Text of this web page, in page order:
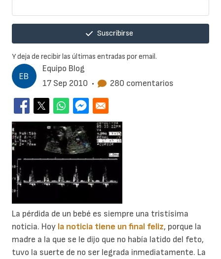
Equipo Blog
17 Sep 2010 • 280 comentarios
La pérdida de un bebé es siempre una tristísima
noticia. Hoy la noticia tiene un final feliz, porque la
madre a la que se le dijo que no había latido del feto,
tuvo la suerte de no ser legrada inmediatamente. La
Suscribirse
Y deja de recibir las últimas entradas por email.